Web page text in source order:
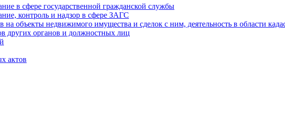
в сфере государственной гражданской службы
контроль и надзор в сфере ЗАГС
на объекты недвижимого имущества и сделок с ним, деятельность в области
других органов и должностных лиц
актов